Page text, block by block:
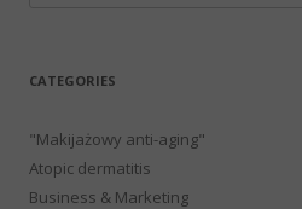
CATEGORIES
"Makijażowy anti-aging"
Atopic dermatitis
Business & Marketing